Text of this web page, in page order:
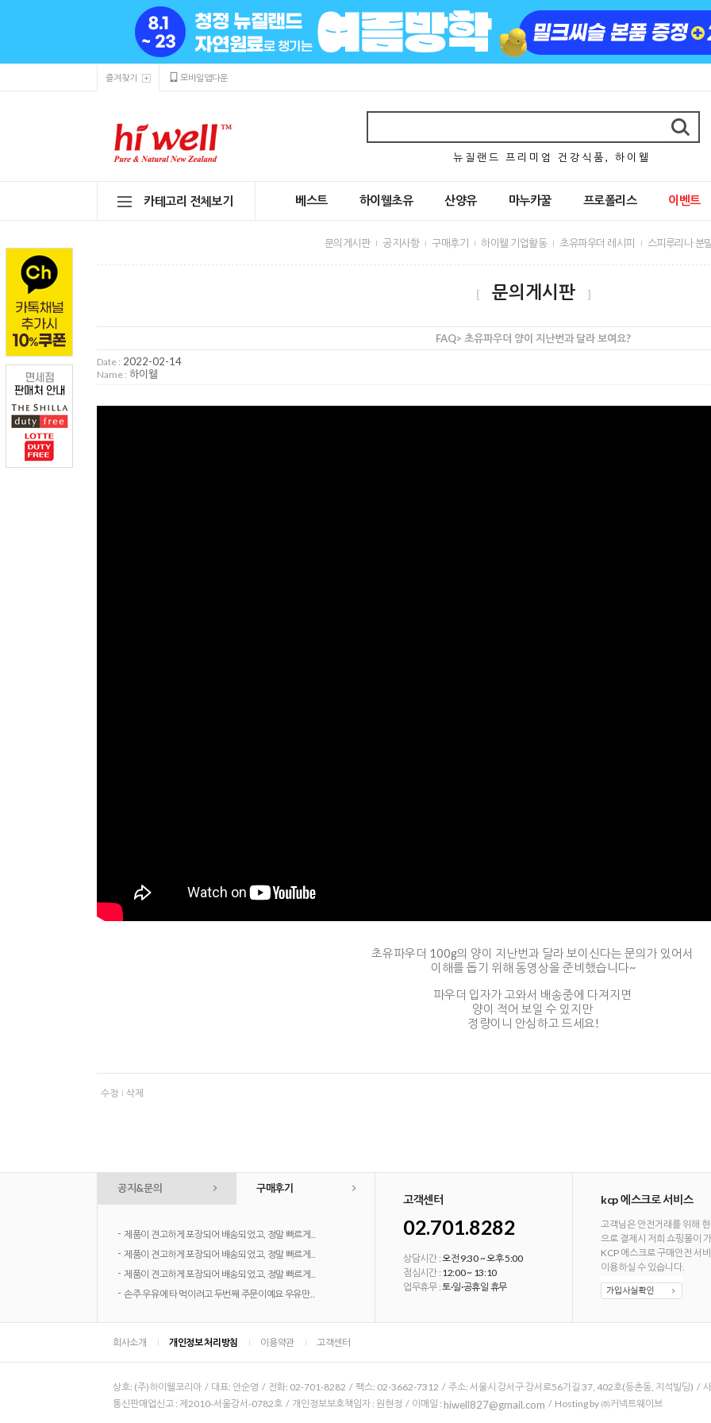
즐겨찾기 모바일앱다운
뉴 질 랜 드 프 리 미 엄 건 강 식 품 , 하 이 웰
카테고리 전체보기 베스트 하이웰초유 산양유 마누카꿀 프로폴리스 이벤트
문의게시판 공지사항 구매후기 하이웰 기업활동 초유파우더 레시피 스피루리나 분
[ 문의게시판 ]
FAQ> 초유파우더 양이 지난번과 달라 보여요?
Date : 2022-02-14
Name : 하이웰
초유파우더 100g의 양이 지난번과 달라 보이신다는 문의가 있어서
이해를 돕기 위해 동영상을 준비했습니다~
파우더 입자가 고와서 배송중에 다져지면
양이 적어 보일 수 있지만
정량이니 안심하고 드세요!
수정 삭제
공지&문의 구매후기
- 제품이 견고하게 포장되어 배송되었고, 정말 빠르게..
- 제품이 견고하게 포장되어 배송되었고, 정말 빠르게..
- 제품이 견고하게 포장되어 배송되었고, 정말 빠르게..
- 손주 우유에 타 먹이려고 두번째 주문이예요 우유만..
고객센터
02.701.8282
상담시간 :오전 9:30 ~ 오후 5:00
점심시간 : 12:00 ~ 13:10
업무휴무 :토·일·공휴일 휴무
kcp 에스크로 서비스
고객님은 안전거래를 위해
으로 결제시 저희 쇼핑몰이
KCP 에스크로 구매안전 서
이용하실 수 있습니다.
회사소개 개인정보 처리방침 이용약관 고객센터
상호: (주)하이웰코리아 / 대표: 안순영 / 전화: 02-701-8282 / 팩스: 02-3662-7312 / 주소: 서울시 강서구 강서로56가길 37, 402호(등촌동, 지석빌딩) /
통신판매업신고 : 제2010-서울강서-0782호 / 개인정보보호책임자 : 원현정 / 이메일 : hiwell827@gmail.com / Hosting by ㈜커넥트웨이브